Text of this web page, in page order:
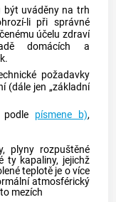
být uváděny na trh
li při správné
účelu zdraví
domácích a
požadavky
(dále jen „základní
písmene b),
plyny rozpuštěné
ty kapaliny, jejichž
teplotě je o více
atmosférický
mezích